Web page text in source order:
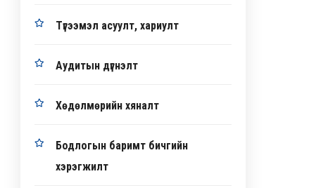
Түгээмэл асуулт, хариулт
Аудитын дүгнэлт
Хөдөлмөрийн хяналт
Бодлогын баримт бичгийн
хэрэгжилт